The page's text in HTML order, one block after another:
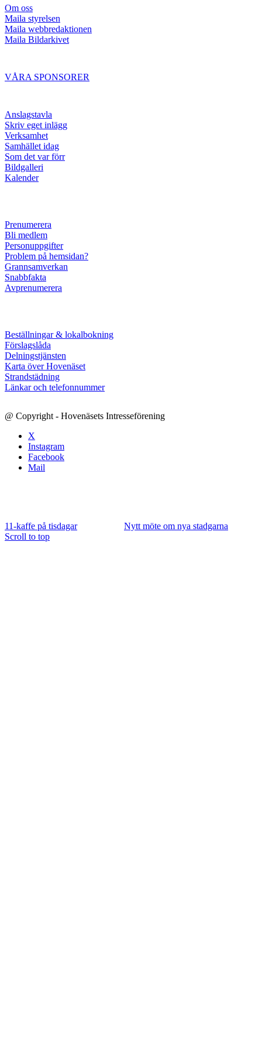
Om oss
Maila styrelsen
Maila webbredaktionen
Maila Bildarkivet
VÅRA SPONSORER
Anslagstavla
Skriv eget inlägg
Verksamhet
Samhället idag
Som det var förr
Bildgalleri
Kalender
Prenumerera
Bli medlem
Personuppgifter
Problem på hemsidan?
Grannsamverkan
Snabbfakta
Avprenumerera
Beställningar & lokalbokning
Förslagslåda
Delningstjänsten
Karta över Hovenäset
Strandstädning
Länkar och telefonnummer
@ Copyright - Hovenäsets Intresseförening
X
Instagram
Facebook
Mail
11-kaffe på tisdagar
Nytt möte om nya stadgarna
Scroll to top